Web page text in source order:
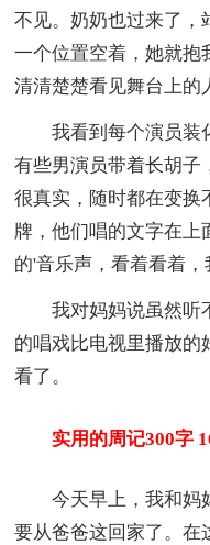
不见。奶奶也过来了，
一个位置空着，她就抱
清清楚楚看见舞台上的
我看到每个演员装
有些男演员带着长胡子
很真实，随时都在变换
牌，他们唱的文字在上
的'音乐声，看着看着，
我对妈妈说虽然听
的唱戏比电视里播放的
看了。
实用的周记300字
今天早上，我和妈
要从爸爸这回家了。在